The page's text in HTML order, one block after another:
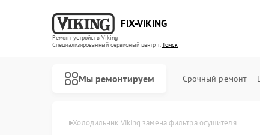
FIX-VIKING
Ремонт устройств Viking
Специализированный cервисный центр г.Томск
Мы ремонтируем Срочный ремонт
Viking в Томске Холодильник Viking замена фильтра осушителя